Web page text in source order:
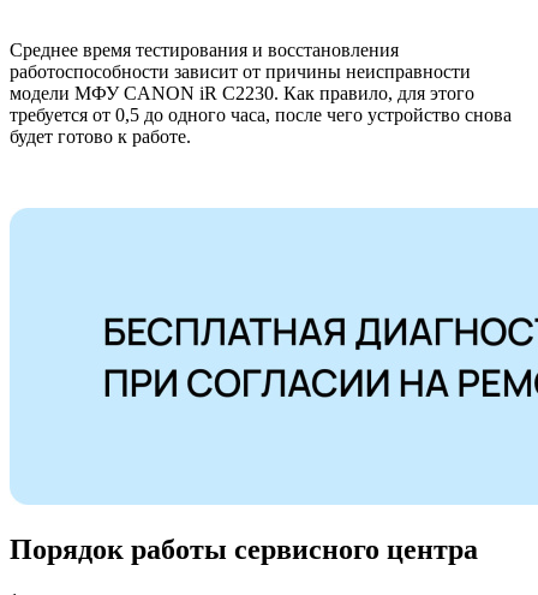
Среднее время тестирования и восстановления
работоспособности зависит от причины неисправности
модели МФУ CANON iR C2230. Как правило, для этого
требуется от 0,5 до одного часа, после чего устройство снова
будет готово к работе.
Порядок работы сервисного центра